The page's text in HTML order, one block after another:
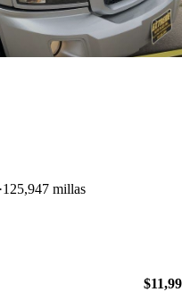
125,947 millas